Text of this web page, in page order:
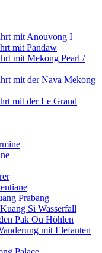
mit Anouvong I
mit Pandaw
mit Mekong Pearl /
mit der Nava Mekong
mit der Le Grand
Prabang
Si Wasserfall
Pak Ou Höhlen
mit Elefanten